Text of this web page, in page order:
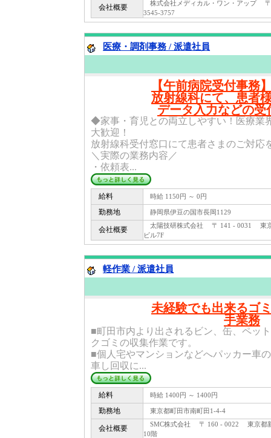
会社概要
株式会社メディカル・ワン・アップ
3545-3757
医療・調剤事務 / 派遣社員
【午前病院受付事務
放射線科にて、患者
データ入力などの受
◆家事・育児との両立しやすい！医療業
大歓迎！
放射線科受付窓口にて患者さまのご対応
＼実際の業務内容／
・依頼表...
給料 時給 1150円 ～ 0円
勤務地 静岡県伊豆の国市長岡1129
会社概要
太陽技研株式会社 〒 141 - 0031 東
ビル7F
軽作業 / 派遣社員
未経験でも出来るゴ
手業務
■町田市内より出されるビン、缶、ペッ
クゴミの収集作業です。
■個人宅やマンションなどへパッカー車
車し回収に...
給料 時給 1400円 ～ 1400円
勤務地 東京都町田市南町田1-4-4
会社概要
SMC株式会社 〒 160 - 0022 東京都
10階